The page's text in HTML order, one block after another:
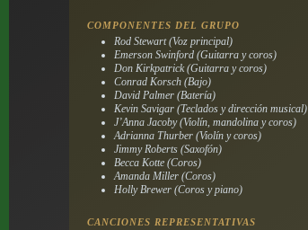
COMPONENTES DEL GRUPO
Rod Stewart (Voz principal)
Emerson Swinford (Guitarra y coros)
Don Kirkpatrick (Guitarra y coros)
Conrad Korsch (Bajo)
David Palmer (Batería)
Kevin Savigar (Teclados y dirección musical)
J’Anna Jacoby (Violín, mandolina y coros)
Adrianna Thurber (Violín y coros)
Jimmy Roberts (Saxofón)
Becca Kotte (Coros)
Amanda Miller (Coros)
Holly Brewer (Coros y piano)
CANCIONES REPRESENTATIVAS